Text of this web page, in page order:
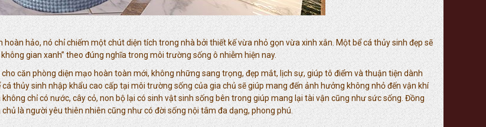
hảo, nó chỉ chiếm một chút diện tích trong nhà bởi thiết kế vừa nhỏ gọn vừa xinh xắn. Một bể cá thủy sinh đẹp sẽ
gian xanh” theo đúng nghĩa trong môi trường sống ô nhiễm hiện nay.
căn phòng diện mạo hoàn toàn mới, không những sang trọng, đẹp mắt, lịch sự, giúp tô điểm và thuận tiện dành
thủy sinh nhập khẩu cao cấp tại môi trường sống của gia chủ sẽ giúp mang đến ảnh hưởng không nhỏ đến vận khí
chỉ có nước, cây cỏ, non bộ lại có sinh vật sinh sống bên trong giúp mang lại tài vận cũng như sức sống. Đồng
là người yêu thiên nhiên cũng như có đời sống nội tâm đa dạng, phong phú.